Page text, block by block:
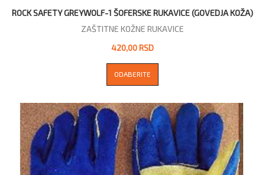
ROCK SAFETY GREYWOLF-1 ŠOFERSKE RUKAVICE (GOVEDJA KOŽA)
ZAŠTITNE KOŽNE RUKAVICE
420,00 RSD
ODABERITE